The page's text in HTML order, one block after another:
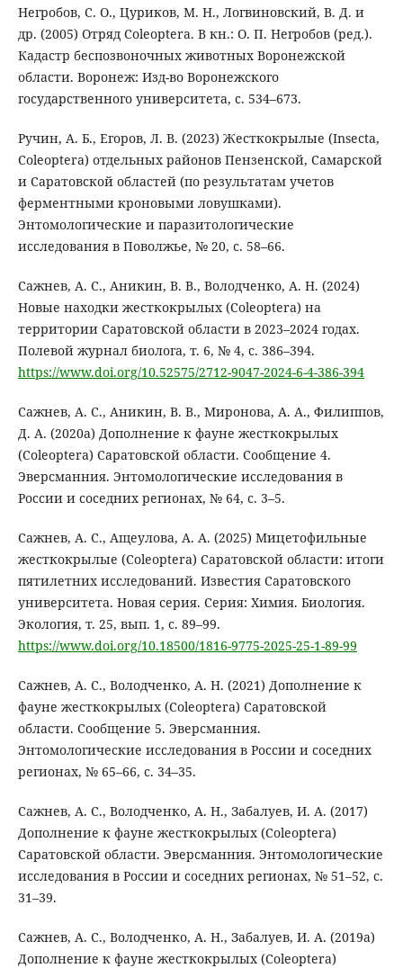
Негробов, С. О., Цуриков, М. Н., Логвиновский, В. Д. и
др. (2005) Отряд Coleoptera. В кн.: О. П. Негробов (ред.).
Кадастр беспозвоночных животных Воронежской
области. Воронеж: Изд-во Воронежского
государственного университета, с. 534–673.
Ручин, А. Б., Егоров, Л. В. (2023) Жесткокрылые (Insecta,
Coleoptera) отдельных районов Пензенской, Самарской
и Саратовской областей (по результатам учетов
ферментными кроновыми ловушками).
Энтомологические и паразитологические
исследования в Поволжье, № 20, с. 58–66.
Сажнев, А. С., Аникин, В. В., Володченко, А. Н. (2024)
Новые находки жесткокрылых (Coleoptera) на
территории Саратовской области в 2023–2024 годах.
Полевой журнал биолога, т. 6, № 4, с. 386–394.
https://www.doi.org/10.52575/2712-9047-2024-6-4-386-394
Сажнев, А. С., Аникин, В. В., Миронова, А. А., Филиппов,
Д. А. (2020a) Дополнение к фауне жесткокрылых
(Coleoptera) Саратовской области. Сообщение 4.
Эверсманния. Энтомологические исследования в
России и соседних регионах, № 64, с. 3–5.
Сажнев, А. С., Ащеулова, А. А. (2025) Мицетофильные
жесткокрылые (Coleoptera) Саратовской области: итоги
пятилетних исследований. Известия Саратовского
университета. Новая серия. Серия: Химия. Биология.
Экология, т. 25, вып. 1, с. 89–99.
https://www.doi.org/10.18500/1816-9775-2025-25-1-89-99
Сажнев, А. С., Володченко, А. Н. (2021) Дополнение к
фауне жесткокрылых (Coleoptera) Саратовской
области. Сообщение 5. Эверсманния.
Энтомологические исследования в России и соседних
регионах, № 65–66, с. 34–35.
Сажнев, А. С., Володченко, А. Н., Забалуев, И. А. (2017)
Дополнение к фауне жесткокрылых (Coleoptera)
Саратовской области. Эверсманния. Энтомологические
исследования в России и соседних регионах, № 51–52, с.
31–39.
Сажнев, А. С., Володченко, А. Н., Забалуев, И. А. (2019a)
Дополнение к фауне жесткокрылых (Coleoptera)